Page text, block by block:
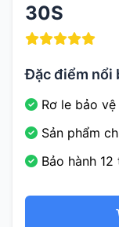
30S
Đặc điểm nổi
Rơ le bảo
Sản phẩm
Bảo hành 12